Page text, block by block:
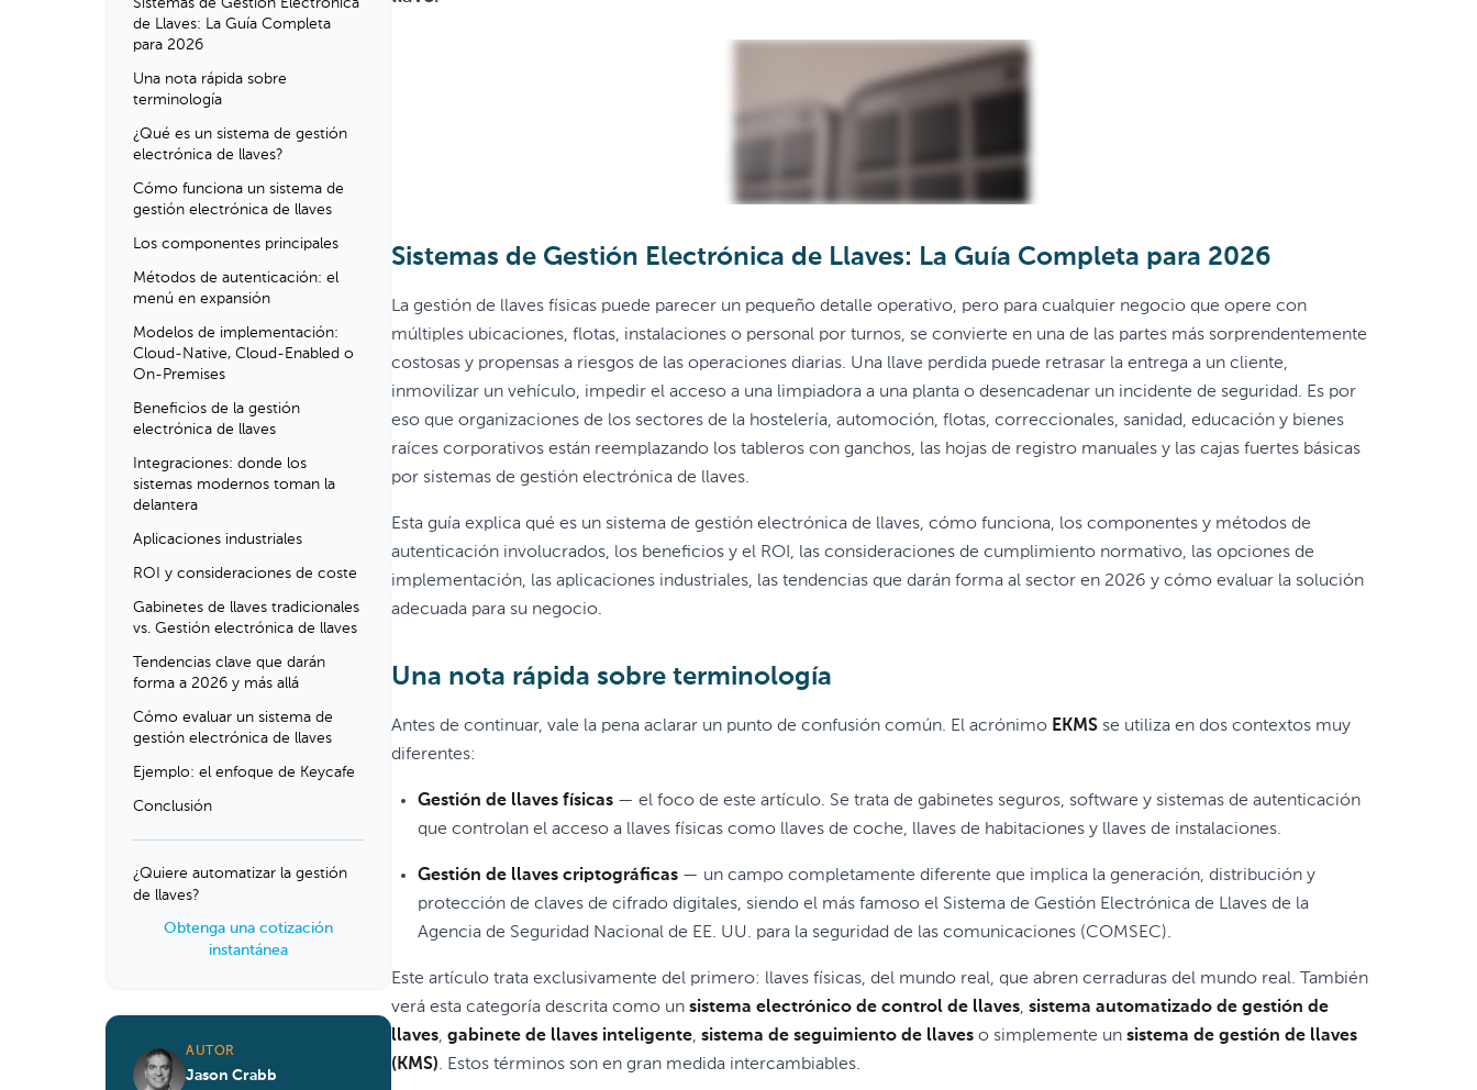
Sistemas de Gestión Electrónica
de Llaves: La Guía Completa
para 2026
Una nota rápida sobre
terminología
¿Qué es un sistema de gestión
electrónica de llaves?
Cómo funciona un sistema de
gestión electrónica de llaves
Los componentes principales
Métodos de autenticación: el
menú en expansión
Modelos de implementación:
Cloud-Native, Cloud-Enabled o
On-Premises
Beneficios de la gestión
electrónica de llaves
Integraciones: donde los
sistemas modernos toman la
delantera
Aplicaciones industriales
ROI y consideraciones de coste
Gabinetes de llaves tradicionales
vs. Gestión electrónica de llaves
Tendencias clave que darán
forma a 2026 y más allá
Cómo evaluar un sistema de
gestión electrónica de llaves
Ejemplo: el enfoque de Keycafe
Conclusión
¿Quiere automatizar la gestión
de llaves?
Obtenga una cotización
instantánea
AUTOR
Jason Crabb
Sistemas de Gestión Electrónica de Llaves: La Guía Completa para 2026
La gestión de llaves físicas puede parecer un pequeño detalle operativo, pero para cualquier negocio que opere con
múltiples ubicaciones, flotas, instalaciones o personal por turnos, se convierte en una de las partes más sorprendentemente
costosas y propensas a riesgos de las operaciones diarias. Una llave perdida puede retrasar la entrega a un cliente,
inmovilizar un vehículo, impedir el acceso a una limpiadora a una planta o desencadenar un incidente de seguridad. Es por
eso que organizaciones de los sectores de la hostelería, automoción, flotas, correccionales, sanidad, educación y bienes
raíces corporativos están reemplazando los tableros con ganchos, las hojas de registro manuales y las cajas fuertes básicas
por sistemas de gestión electrónica de llaves.
Esta guía explica qué es un sistema de gestión electrónica de llaves, cómo funciona, los componentes y métodos de
autenticación involucrados, los beneficios y el ROI, las consideraciones de cumplimiento normativo, las opciones de
implementación, las aplicaciones industriales, las tendencias que darán forma al sector en 2026 y cómo evaluar la solución
adecuada para su negocio.
Una nota rápida sobre terminología
Antes de continuar, vale la pena aclarar un punto de confusión común. El acrónimo EKMS se utiliza en dos contextos muy
diferentes:
Gestión de llaves físicas — el foco de este artículo. Se trata de gabinetes seguros, software y sistemas de autenticación
que controlan el acceso a llaves físicas como llaves de coche, llaves de habitaciones y llaves de instalaciones.
Gestión de llaves criptográficas — un campo completamente diferente que implica la generación, distribución y
protección de claves de cifrado digitales, siendo el más famoso el Sistema de Gestión Electrónica de Llaves de la
Agencia de Seguridad Nacional de EE. UU. para la seguridad de las comunicaciones (COMSEC).
Este artículo trata exclusivamente del primero: llaves físicas, del mundo real, que abren cerraduras del mundo real. También
verá esta categoría descrita como un sistema electrónico de control de llaves, sistema automatizado de gestión de
llaves, gabinete de llaves inteligente, sistema de seguimiento de llaves o simplemente un sistema de gestión de llaves
(KMS). Estos términos son en gran medida intercambiables.